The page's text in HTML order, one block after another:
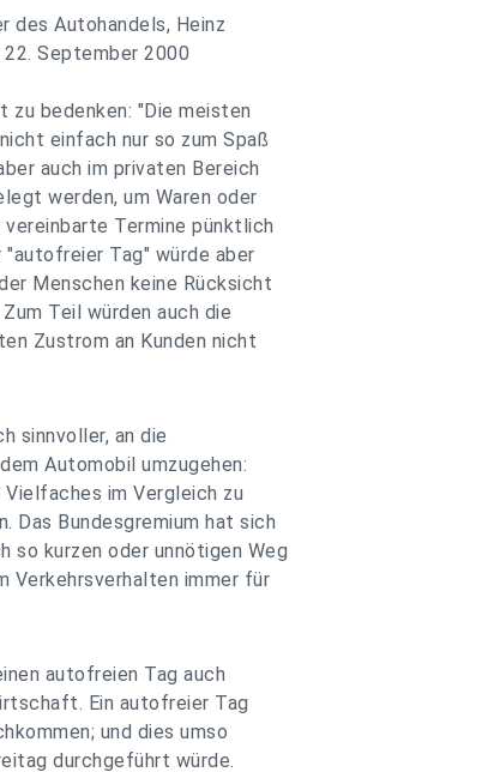
des Autohandels, Heinz
September 2000
zu bedenken: "Die meisten
einfach nur so zum Spaß
auch im privaten Bereich
werden, um Waren oder
Termine pünktlich
"autofreier Tag" würde aber
Menschen keine Rücksicht
Teil würden auch die
Zustrom an Kunden nicht
sinnvoller, an die
Automobil umzugehen:
im Vergleich zu
Das Bundesgremium hat sich
so kurzen oder unnötigen Weg
Verkehrsverhalten immer für
autofreien Tag auch
Ein autofreier Tag
und dies umso
durchgeführt würde.